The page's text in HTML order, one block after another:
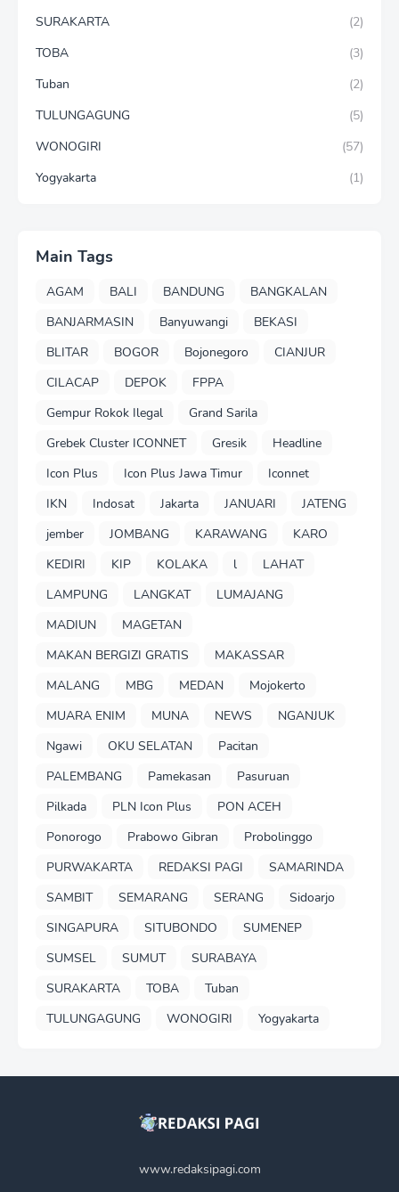
SURAKARTA
(2)
TOBA
(3)
Tuban
(2)
TULUNGAGUNG
(5)
WONOGIRI
(57)
Yogyakarta
(1)
Main Tags
AGAM BALI BANDUNG
BANGKALAN
BANJARMASIN
Banyuwangi
BEKASI
BLITAR
BOGOR Bojonegoro
CIANJUR
CILACAP
DEPOK
FPPA
Gempur Rokok Ilegal
Grand Sarila
Grebek Cluster ICONNET
Gresik
Headline
Icon Plus
Icon Plus Jawa Timur
Iconnet
IKN
Indosat Jakarta JANUARI
JATENG
jember
JOMBANG KARAWANG
KARO
KEDIRI
KIP KOLAKA l
LAHAT
LAMPUNG
LANGKAT
LUMAJANG
MADIUN
MAGETAN
MAKAN BERGIZI GRATIS
MAKASSAR
MALANG
MBG MEDAN
Mojokerto
MUARA ENIM
MUNA NEWS
NGANJUK
Ngawi
OKU SELATAN
Pacitan
PALEMBANG
Pamekasan
Pasuruan
Pilkada
PLN Icon Plus
PON ACEH
Ponorogo
Prabowo Gibran
Probolinggo
PURWAKARTA
REDAKSI PAGI
SAMARINDA
SAMBIT
SEMARANG SERANG
Sidoarjo
SINGAPURA
SITUBONDO
SUMENEP
SUMSEL
SUMUT
SURABAYA
SURAKARTA
TOBA
Tuban
TULUNGAGUNG
WONOGIRI Yogyakarta
www.redaksipagi.com